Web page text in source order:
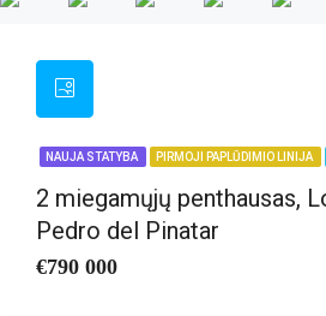
NAUJA STATYBA PIRMOJI PAPLŪDIMIO LINIJA
2 miegamųjų penthausas,
Pedro del Pinatar
€790 000